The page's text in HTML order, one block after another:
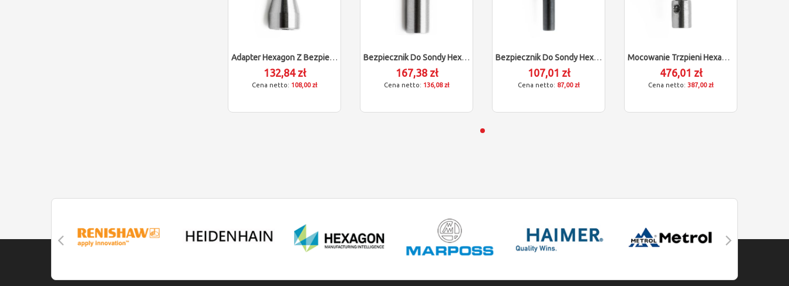
Adapter Hexagon Z Bezpiecznikiem (M3-M4/L15)
132,84 zł
108,00 zł
Bezpiecznik Do Sondy Hexagon (M3/L15/D5)
167,38 zł
136,08 zł
Bezpiecznik Do Sondy Hexagon (M3/L4/D5)
107,01 zł
87,00 zł
Mocowanie Trzpieni Hexagon (M3/L13)
476,01 zł
387,00 zł